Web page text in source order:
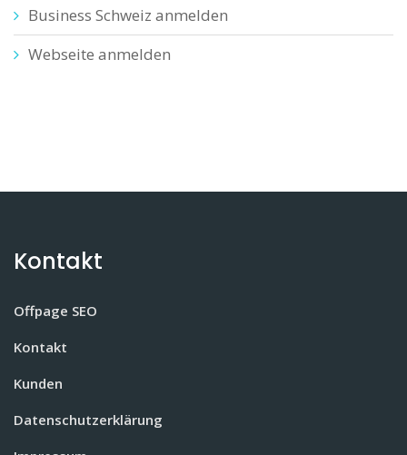
Business Schweiz anmelden
Webseite anmelden
Kontakt
Offpage SEO
Kontakt
Kunden
Datenschutzerklärung